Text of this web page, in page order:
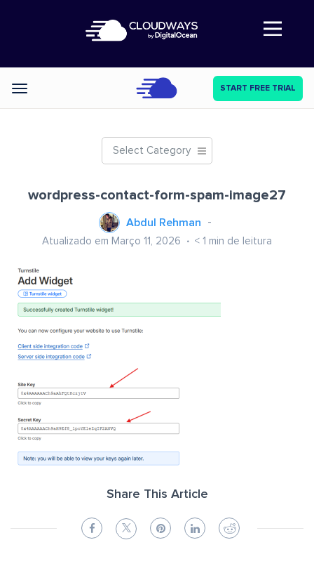
Abre a navegação
Categories START FREE TRIAL
Select Category
wordpress-contact-form-spam-image27
Abdul Rehman
Atualizado em Março 11, 2026 < 1 min de leitura
Share This Article